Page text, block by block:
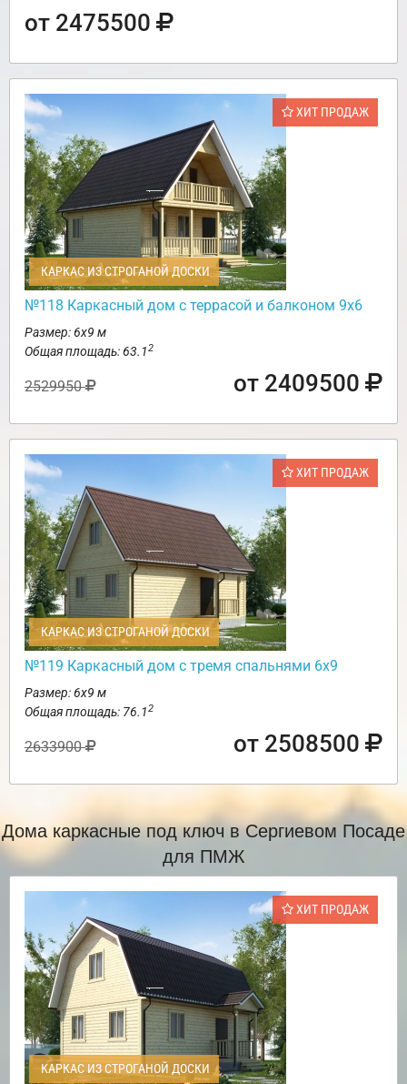
от 2475500
ХИТ ПРОДАЖ
КАРКАС ИЗ СТРОГАНОЙ ДОСКИ
№118 Каркасный дом с террасой и балконом 9х6
Размер: 6х9 м
Общая площадь: 63.12
2529950 от 2409500
ХИТ ПРОДАЖ
КАРКАС ИЗ СТРОГАНОЙ ДОСКИ
№119 Каркасный дом с тремя спальнями 6х9
Размер: 6х9 м
Общая площадь: 76.12
2633900 от 2508500
Дома каркасные под ключ в Сергиевом Посаде
для ПМЖ
ХИТ ПРОДАЖ
КАРКАС ИЗ СТРОГАНОЙ ДОСКИ